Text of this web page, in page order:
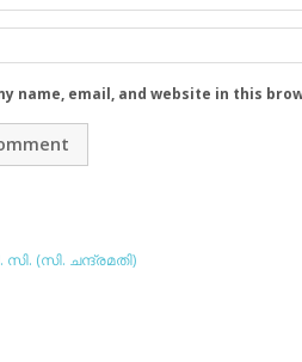
name, email, and website in this
സി. (സി. ചന്ദ്രമതി)